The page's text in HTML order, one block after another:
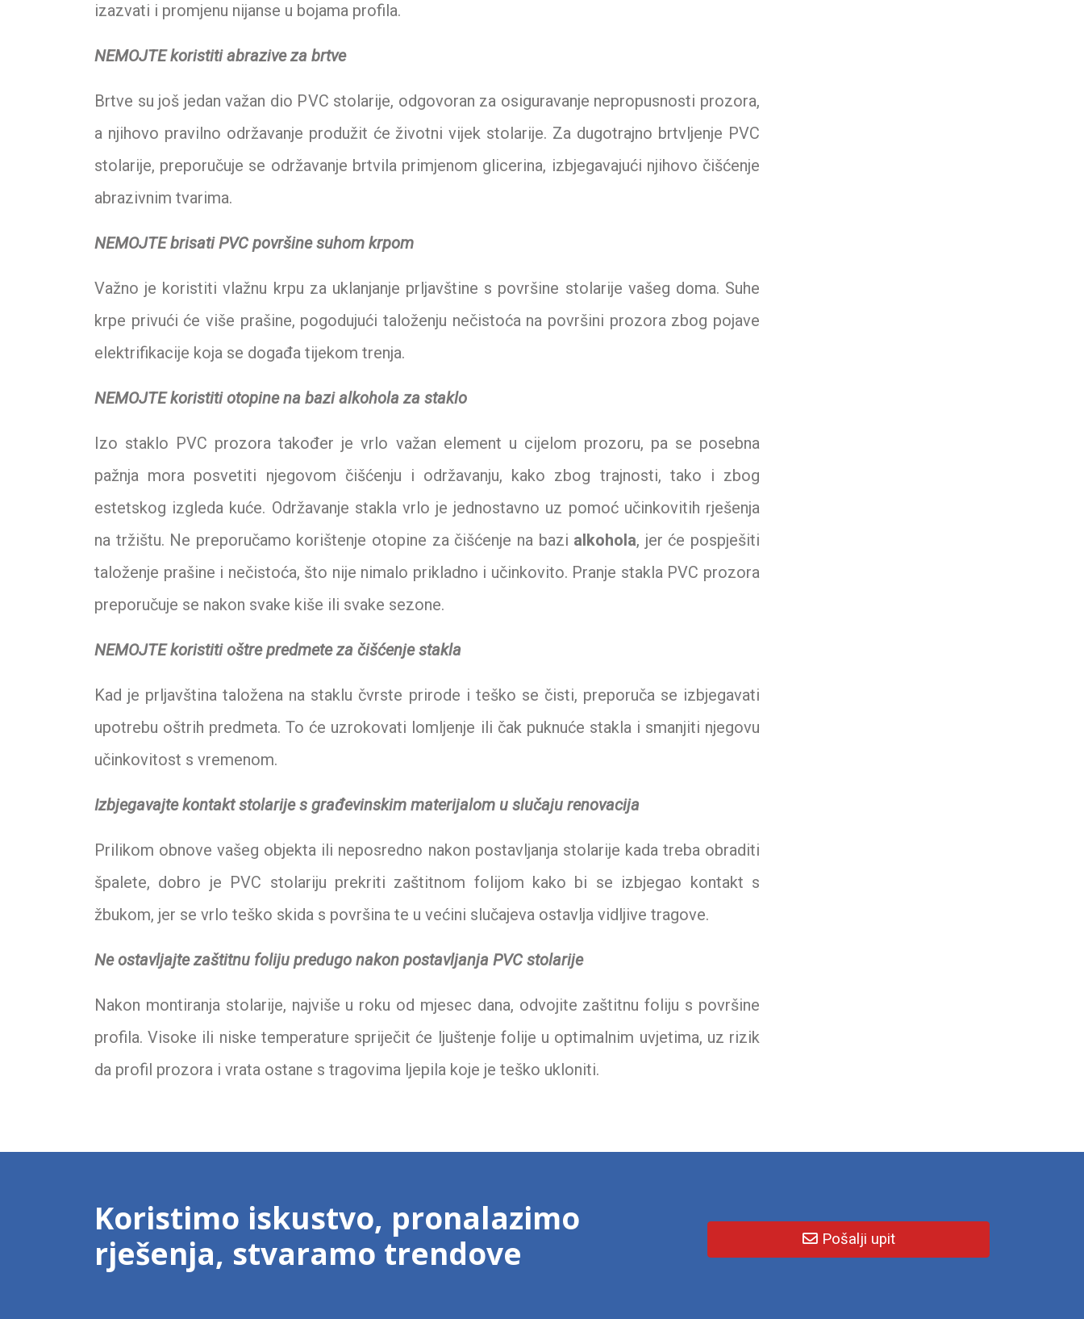
izazvati i promjenu nijanse u bojama profila.
NEMOJTE koristiti abrazive za brtve
Brtve su još jedan važan dio PVC stolarije, odgovoran za osiguravanje nepropusnosti prozora,
a njihovo pravilno održavanje produžit će životni vijek stolarije. Za dugotrajno brtvljenje PVC
stolarije, preporučuje se održavanje brtvila primjenom glicerina, izbjegavajući njihovo čišćenje
abrazivnim tvarima.
NEMOJTE brisati PVC površine suhom krpom
Važno je koristiti vlažnu krpu za uklanjanje prljavštine s površine stolarije vašeg doma. Suhe
krpe privući će više prašine, pogodujući taloženju nečistoća na površini prozora zbog pojave
elektrifikacije koja se događa tijekom trenja.
NEMOJTE koristiti otopine na bazi alkohola za staklo
Izo staklo PVC prozora također je vrlo važan element u cijelom prozoru, pa se posebna
pažnja mora posvetiti njegovom čišćenju i održavanju, kako zbog trajnosti, tako i zbog
estetskog izgleda kuće. Održavanje stakla vrlo je jednostavno uz pomoć učinkovitih rješenja
na tržištu. Ne preporučamo korištenje otopine za čišćenje na bazi alkohola, jer će pospješiti
taloženje prašine i nečistoća, što nije nimalo prikladno i učinkovito. Pranje stakla PVC prozora
preporučuje se nakon svake kiše ili svake sezone.
NEMOJTE koristiti oštre predmete za čišćenje stakla
Kad je prljavština taložena na staklu čvrste prirode i teško se čisti, preporuča se izbjegavati
upotrebu oštrih predmeta. To će uzrokovati lomljenje ili čak puknuće stakla i smanjiti njegovu
učinkovitost s vremenom.
Izbjegavajte kontakt stolarije s građevinskim materijalom u slučaju renovacija
Prilikom obnove vašeg objekta ili neposredno nakon postavljanja stolarije kada treba obraditi
špalete, dobro je PVC stolariju prekriti zaštitnom folijom kako bi se izbjegao kontakt s
žbukom, jer se vrlo teško skida s površina te u većini slučajeva ostavlja vidljive tragove.
Ne ostavljajte zaštitnu foliju predugo nakon postavljanja PVC stolarije
Nakon montiranja stolarije, najviše u roku od mjesec dana, odvojite zaštitnu foliju s površine
profila. Visoke ili niske temperature spriječit će ljuštenje folije u optimalnim uvjetima, uz rizik
da profil prozora i vrata ostane s tragovima ljepila koje je teško ukloniti.
Koristimo iskustvo, pronalazimo
rješenja, stvaramo trendove
Pošalji upit